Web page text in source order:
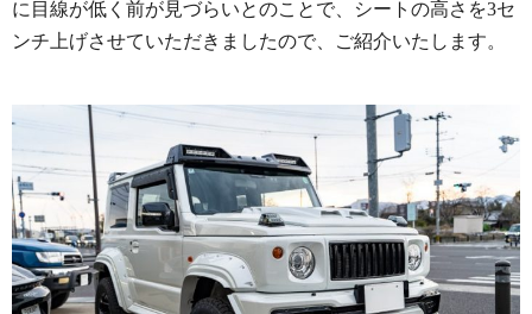
に目線が低く前が見づらいとのことで、シートの高さを3セ
ンチ上げさせていただきましたので、ご紹介いたします。